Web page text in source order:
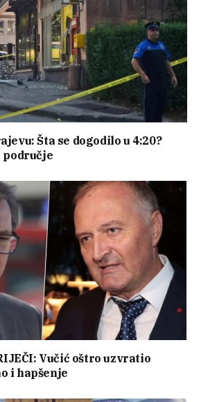
Šta se dogodilo u 4:20?
Vučić oštro uzvratio
i hapšenje